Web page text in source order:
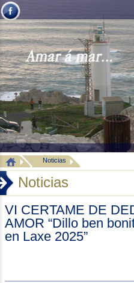
Noticias
Noticias
VI CERTAME DE
AMOR “Dillo ben
en Laxe 2025”